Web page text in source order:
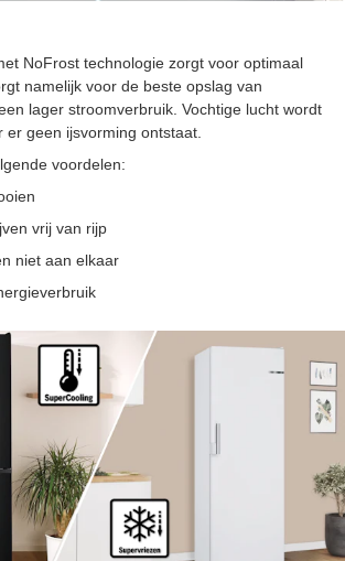
NoFrost technologie zorgt voor optimaal
namelijk voor de beste opslag van
lager stroomverbruik. Vochtige lucht wordt
geen ijsvorming ontstaat.
voordelen:
vrij van rijp
niet aan elkaar